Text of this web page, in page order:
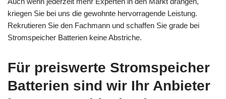
kriegen Sie bei uns die gewohnte hervorragende Leistung.
Rekrutieren Sie den Fachmann und schaffen Sie grade bei
Stromspeicher Batterien keine Abstriche.
Für preiswerte Stromspeicher
Batterien sind wir Ihr Anbieter